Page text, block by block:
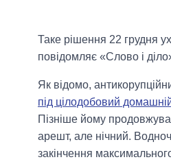
Таке рішення 22 грудня
повідомляє «Слово і
Як відомо,
під цілодобовий
Пізніше йому
арешт, але нічний.
закінчення